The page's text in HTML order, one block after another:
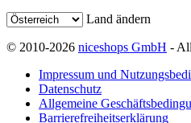
Land ändern
© 2010-2026 niceshops GmbH -
Impressum und
Datenschutz
Allgemeine
Barrierefreiheitserklärung